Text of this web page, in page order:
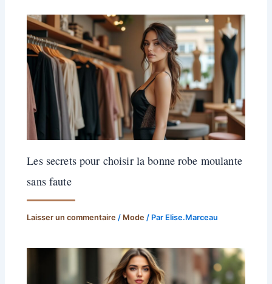
Les secrets pour choisir la bonne robe moulante
sans faute
Laisser un commentaire / Mode / Par Elise.Marceau